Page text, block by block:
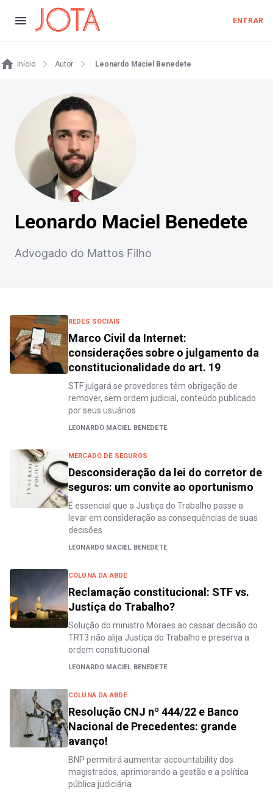
ENTRAR
Início Autor Leonardo Maciel Benedete
Leonardo Maciel Benedete
Advogado do Mattos Filho
REDES SOCIAIS
Marco Civil da Internet:
considerações sobre o julgamento da
constitucionalidade do art. 19
STF julgará se provedores têm obrigação de
remover, sem ordem judicial, conteúdo publicado
por seus usuários
LEONARDO MACIEL BENEDETE
MERCADO DE SEGUROS
Desconsideração da lei do corretor de
seguros: um convite ao oportunismo
É essencial que a Justiça do Trabalho passe a
levar em consideração as consequências de suas
decisões
LEONARDO MACIEL BENEDETE
COLUNA DA ABDE
Reclamação constitucional: STF vs.
Justiça do Trabalho?
Solução do ministro Moraes ao cassar decisão do
TRT3 não alija Justiça do Trabalho e preserva a
ordem constitucional
LEONARDO MACIEL BENEDETE
COLUNA DA ABDE
Resolução CNJ nº 444/22 e Banco
Nacional de Precedentes: grande
avanço!
BNP permitirá aumentar accountability dos
magistrados, aprimorando a gestão e a política
pública judiciária